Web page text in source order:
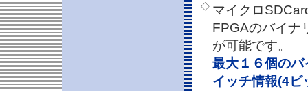
◇ マイクロ
FPGAのバイナ
が可能です。
最大１６個の
イッチ情報(4ビ